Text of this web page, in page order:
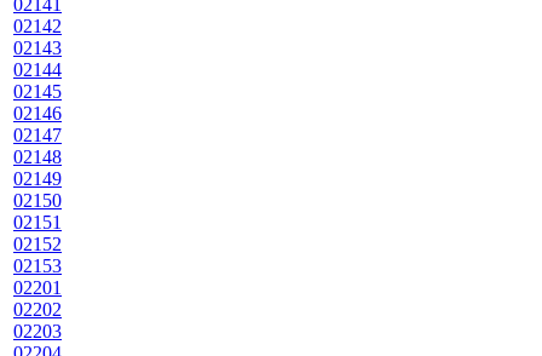
02141
02142
02143
02144
02145
02146
02147
02148
02149
02150
02151
02152
02153
02201
02202
02203